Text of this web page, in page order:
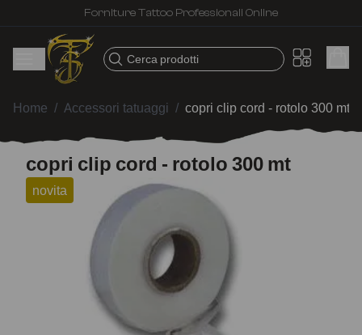
Forniture Tattoo Professionali Online
Cerca prodotti
Home / Accessori tatuaggi / copri clip cord - rotolo 300 mt
copri clip cord - rotolo 300 mt
novita